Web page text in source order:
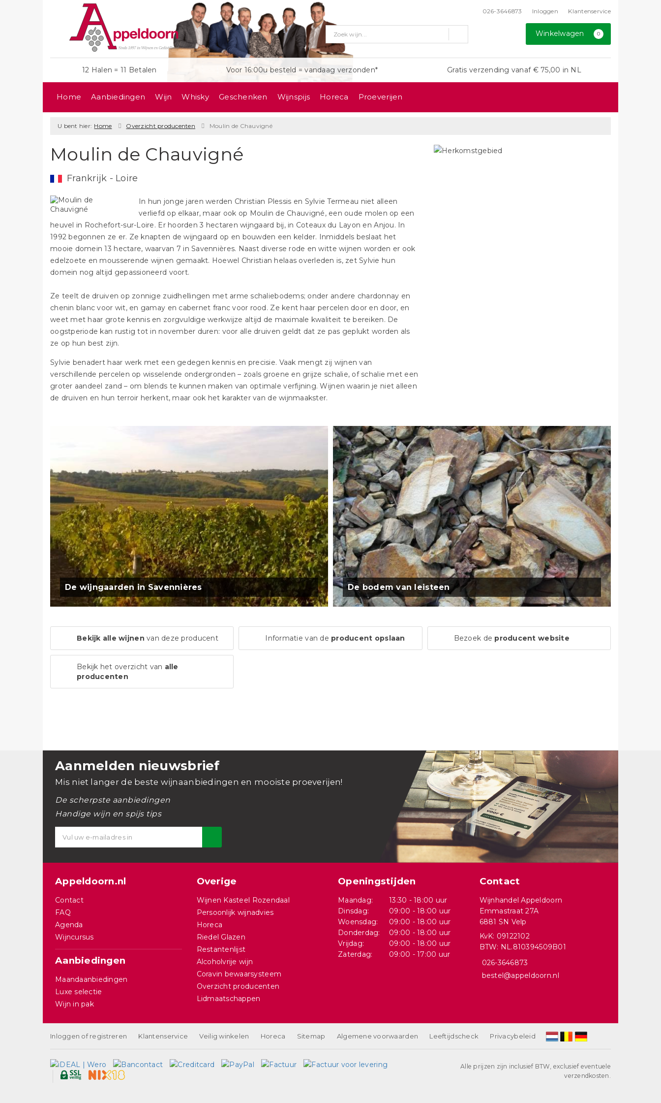
026-3646873 Inloggen Klantenservice
Winkelwagen 0
12 Halen = 11 Betalen Voor 16:00u besteld = vandaag verzonden* Gratis verzending vanaf € 75,00 in NL
Home Aanbiedingen Wijn Whisky Geschenken Wijnspijs Horeca Proeverijen
U bent hier: Home Overzicht producenten Moulin de Chauvigné
Moulin de Chauvigné
Frankrijk - Loire
In hun jonge jaren werden Christian Plessis en Sylvie Termeau niet alleen
verliefd op elkaar, maar ook op Moulin de Chauvigné, een oude molen op een
heuvel in Rochefort-sur-Loire. Er hoorden 3 hectaren wijngaard bij, in Coteaux du Layon en Anjou. In
1992 begonnen ze er. Ze knapten de wijngaard op en bouwden een kelder. Inmiddels beslaat het
mooie domein 13 hectare, waarvan 7 in Savennières. Naast diverse rode en witte wijnen worden er ook
edelzoete en mousserende wijnen gemaakt. Hoewel Christian helaas overleden is, zet Sylvie hun
domein nog altijd gepassioneerd voort.
Ze teelt de druiven op zonnige zuidhellingen met arme schaliebodems; onder andere chardonnay en
chenin blanc voor wit, en gamay en cabernet franc voor rood. Ze kent haar percelen door en door, en
weet met haar grote kennis en zorgvuldige werkwijze altijd de maximale kwaliteit te bereiken. De
oogstperiode kan rustig tot in november duren: voor alle druiven geldt dat ze pas geplukt worden als
ze op hun best zijn.
Sylvie benadert haar werk met een gedegen kennis en precisie. Vaak mengt zij wijnen van
verschillende percelen op wisselende ondergronden – zoals groene en grijze schalie, of schalie met een
groter aandeel zand – om blends te kunnen maken van optimale verfijning. Wijnen waarin je niet alleen
de druiven en hun terroir herkent, maar ook het karakter van de wijnmaakster.
De wijngaarden in Savennières De bodem van leisteen
Bekijk alle wijnen van deze producent Informatie van de producent opslaan Bezoek de producent website
Bekijk het overzicht van alle
producenten
Aanmelden nieuwsbrief
Mis niet langer de beste wijnaanbiedingen en mooiste proeverijen!
De scherpste aanbiedingen
Handige wijn en spijs tips
Appeldoorn.nl
Contact
FAQ
Agenda
Wijncursus
Aanbiedingen
Maandaanbiedingen
Luxe selectie
Wijn in pak
Overige
Wijnen Kasteel Rozendaal
Persoonlijk wijnadvies
Horeca
Riedel Glazen
Restantenlijst
Alcoholvrije wijn
Coravin bewaarsysteem
Overzicht producenten
Lidmaatschappen
Openingstijden
Maandag:
13:30 - 18:00 uur
Dinsdag:
09:00 - 18:00 uur
Woensdag:
09:00 - 18:00 uur
Donderdag:
09:00 - 18:00 uur
Vrijdag:
09:00 - 18:00 uur
Zaterdag:
09:00 - 17:00 uur
Contact
Wijnhandel Appeldoorn
Emmastraat 27A
6881 SN Velp
KvK: 09122102
BTW: NL.810394509B01
026-3646873
bestel@appeldoorn.nl
Inloggen of registreren Klantenservice Veilig winkelen Horeca Sitemap Algemene voorwaarden Leeftijdscheck Privacybeleid
Alle prijzen zijn inclusief BTW, exclusief eventuele
verzendkosten.